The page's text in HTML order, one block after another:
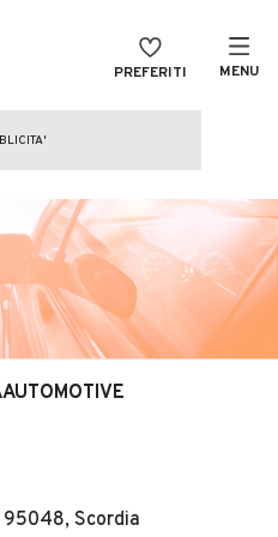
PREFERITI MENU
95048, Scordia